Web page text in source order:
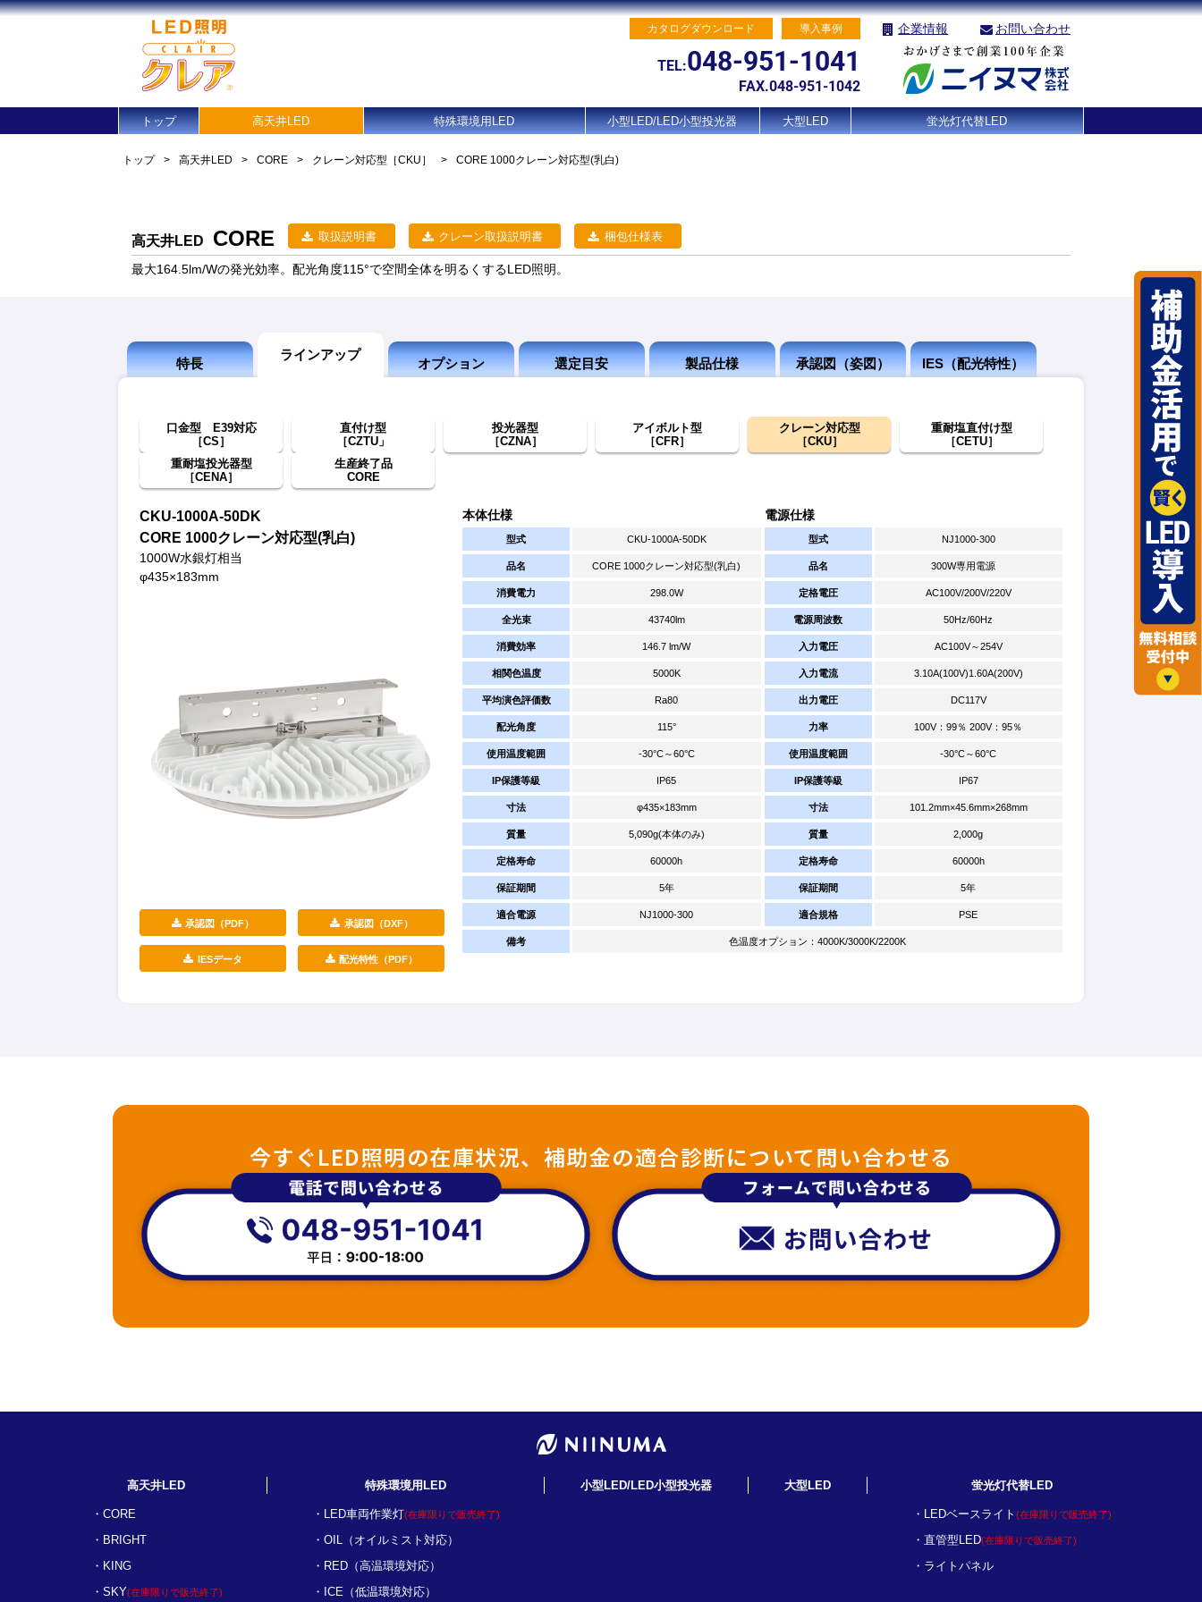
カタログダウンロード 導入事例
TEL:048-951-1041
FAX.048-951-1042
企業情報 お問い合わせ
トップ 高天井LED 特殊環境用LED 小型LED/LED小型投光器 大型LED 蛍光灯代替LED
トップ > 高天井LED > CORE > クレーン対応型 ［CKU］ > CORE 1000クレーン対応型(乳白)
高天井LED CORE 取扱説明書 クレーン取扱説明書 梱包仕様表
最大164.5lm/Wの発光効率。配光角度115°で空間全体を明るくするLED照明。
特長
ラインアップ
オプション 選定目安 製品仕様 承認図（姿図） IES（配光特性）
口金型 E39対応
［CS］
直付け型
［CZTU」
投光器型
［CZNA］
アイボルト型
［CFR］
クレーン対応型
［CKU］
重耐塩直付け型
［CETU］
重耐塩投光器型
［CENA］
生産終了品
CORE
CKU-1000A-50DK
CORE 1000クレーン対応型(乳白)
1000W水銀灯相当
φ435×183mm
承認図（PDF） 承認図（DXF）
IESデータ 配光特性（PDF）
本体仕様
型式 CKU-1000A-50DK
品名 CORE 1000クレーン対応型(乳白)
消費電力 298.0W
全光束 43740lm
消費効率 146.7 lm/W
相関色温度 5000K
平均演色評価数 Ra80
配光角度 115°
使用温度範囲 -30°C～60°C
IP保護等級 IP65
寸法 φ435×183mm
質量 5,090g(本体のみ)
定格寿命 60000h
保証期間 5年
適合電源 NJ1000-300
電源仕様
型式 NJ1000-300
品名 300W専用電源
定格電圧 AC100V/200V/220V
電源周波数 50Hz/60Hz
入力電圧 AC100V～254V
入力電流 3.10A(100V)1.60A(200V)
出力電圧 DC117V
力率 100V：99％ 200V：95％
使用温度範囲 -30°C～60°C
IP保護等級 IP67
寸法 101.2mm×45.6mm×268mm
質量 2,000g
定格寿命 60000h
保証期間 5年
適合規格 PSE
備考 色温度オプション：4000K/3000K/2200K
今すぐLED照明の在庫状況、補助金の適合診断について問い合わせる
高天井LED
CORE
BRIGHT
KING
SKY(在庫限りで販売終了)
特殊環境用LED
LED車両作業灯(在庫限りで販売終了)
OIL（オイルミスト対応）
RED（高温環境対応）
ICE（低温環境対応）
小型LED/LED小型投光器 大型LED 蛍光灯代替LED
LEDベースライト (在庫限りで販売終了)
直管型LED(在庫限りで販売終了)
ライトパネル